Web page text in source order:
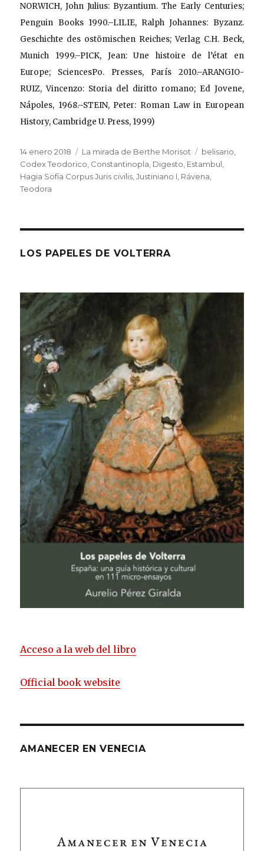
NORWICH, John Julius: Byzantium. The Early Centuries;
Penguin Books 1990.–LILIE, Ralph Johannes: Byzanz.
Geschichte des ostömischen Reiches; Verlag C.H. Beck,
Munich 1999.–PICK, Jean: Une histoire de l’état en
Europe; SciencesPo. Presses, París 2010.–ARANGIO-
RUIZ, Vincenzo: Storia del diritto romano; Ed Jovene,
Nápoles, 1968.–STEIN, Peter: Roman Law in European
History, Cambridge U. Press, 1999)
Publicado
el
14 enero 2018 Categorías
La mirada de Berthe Morisot Etiquetas
belisario
Codex Teodorico Constantinopla Digesto Estambul
Hagia Sofía Corpus Juris civilis ,Justiniano I Rávena
Teodora
LOS PAPELES DE VOLTERRA
Acceso a la web del libro
Official book website
AMANECER EN VENECIA